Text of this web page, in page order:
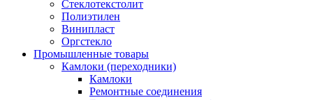
Стеклотекстолит
Полиэтилен
Винипласт
Оргстекло
Промышленные товары
Камлоки (переходники)
Камлоки
Ремонтные соединения